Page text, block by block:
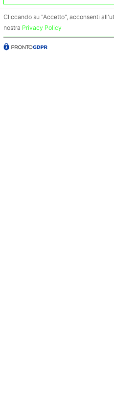
Cliccando su "Accetto", acconsenti
nostra Privacy Policy